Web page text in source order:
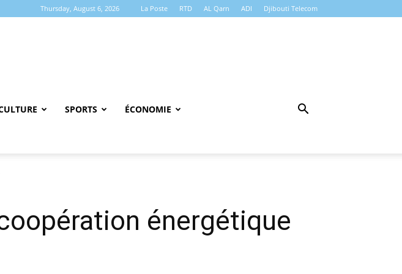
Thursday, August 6, 2026 La Poste RTD AL Qarn ADI Djibouti Telecom
SPORTS ÉCONOMIE
énergétique